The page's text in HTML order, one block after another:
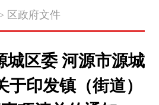
区政府文件
城区委 河源市源城
于印发镇（街道）